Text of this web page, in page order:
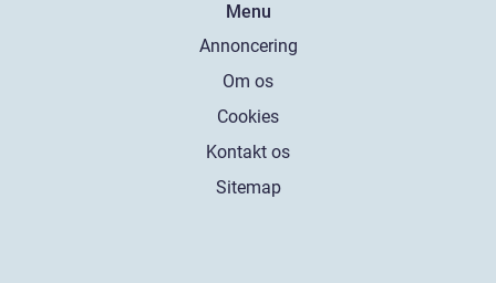
Menu
Annoncering
Om os
Cookies
Kontakt os
Sitemap